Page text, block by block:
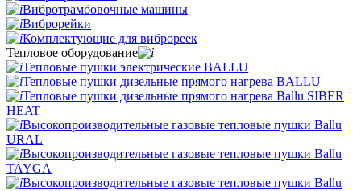
Вибротрамбовочные машины
Виброрейки
Комплектующие для виброреек
Тепловое оборудование
Тепловые пушки электрические BALLU
Тепловые пушки дизельные прямого нагрева BALLU
Тепловые пушки дизельные прямого нагрева Ballu SIBER
HEAT
Высокопроизводительные газовые тепловые пушки Ballu
URAL
Высокопроизводительные газовые тепловые пушки Ballu
TAYGA
Высокопроизводительные газовые тепловые пушки Ballu